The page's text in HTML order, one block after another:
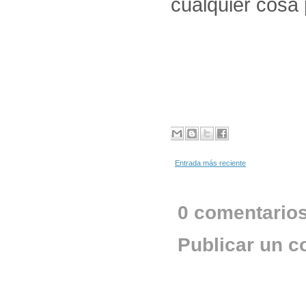
cualquier cosa
Entrada más reciente
0
Publicar un